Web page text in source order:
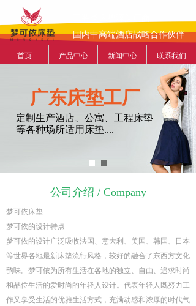
国内中高端酒店战略合作伙伴
定制生产酒店、公寓、工程床垫
等各种场所适用床垫....
广东床垫工厂
首页 产品中心 新闻中心 联系我们
公司介绍 / Company
梦可依床垫
梦可依的设计特点
梦可依的设计广泛吸收法国、意大利、美国、韩国、日本
等世界各地最新床垫流行风格，较好的融合了东西方文化
韵味。梦可依为所有生活在各地的独立、自由、追求时尚
和品位生活的爱时尚的年轻人设计。代表年轻人既努力工
作又享受生活的优雅生活方式，充满动感和浓厚的时代气